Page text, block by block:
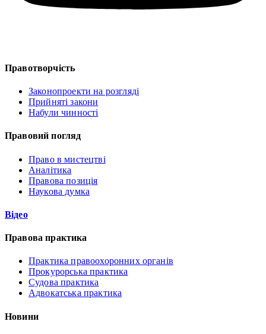
Правотворчість
Законопроекти на розгляді
Прийняті закони
Набули чинності
Правовий погляд
Право в мистецтві
Аналітика
Правова позиція
Наукова думка
Відео
Правова практика
Практика правоохоронних органів
Прокурорська практика
Судова практика
Адвокатська практика
Новини